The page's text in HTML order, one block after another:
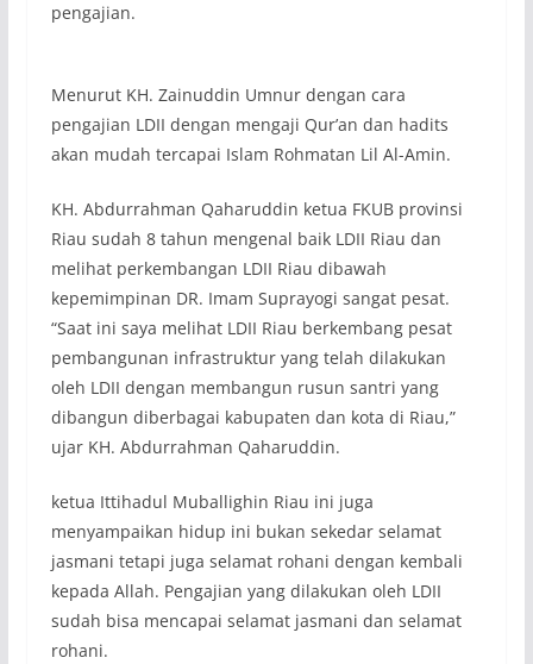
pengajian.
Menurut KH. Zainuddin Umnur dengan cara
pengajian LDII dengan mengaji Qur’an dan hadits
akan mudah tercapai Islam Rohmatan Lil Al-Amin.
KH. Abdurrahman Qaharuddin ketua FKUB provinsi
Riau sudah 8 tahun mengenal baik LDII Riau dan
melihat perkembangan LDII Riau dibawah
kepemimpinan DR. Imam Suprayogi sangat pesat.
“Saat ini saya melihat LDII Riau berkembang pesat
pembangunan infrastruktur yang telah dilakukan
oleh LDII dengan membangun rusun santri yang
dibangun diberbagai kabupaten dan kota di Riau,”
ujar KH. Abdurrahman Qaharuddin.
ketua Ittihadul Muballighin Riau ini juga
menyampaikan hidup ini bukan sekedar selamat
jasmani tetapi juga selamat rohani dengan kembali
kepada Allah. Pengajian yang dilakukan oleh LDII
sudah bisa mencapai selamat jasmani dan selamat
rohani.